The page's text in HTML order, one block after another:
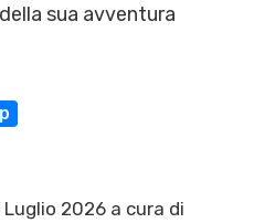
sua avventura
2026 a cura di